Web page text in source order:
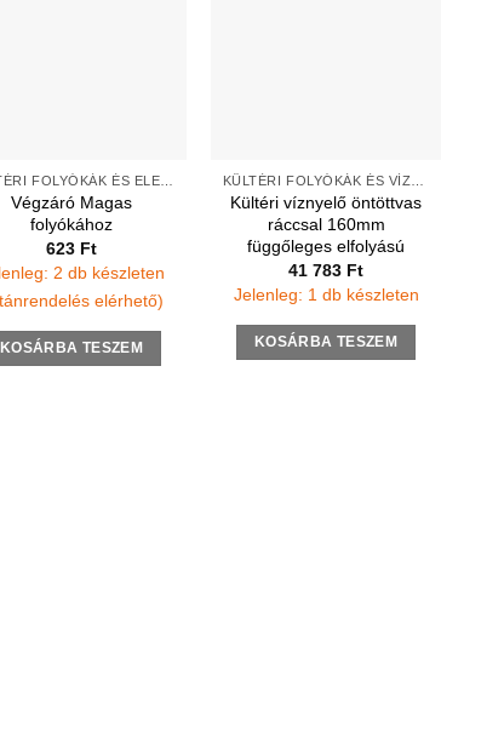
Végzáró Magas
folyókához
623 Ft
2 db készleten
elérhető)
KOSÁRBA TESZEM
Kültéri víznyelő öntöttvas
ráccsal 160mm
függőleges elfolyású
41 783 Ft
Jelenleg: 1 db készleten
KOSÁRBA TESZEM